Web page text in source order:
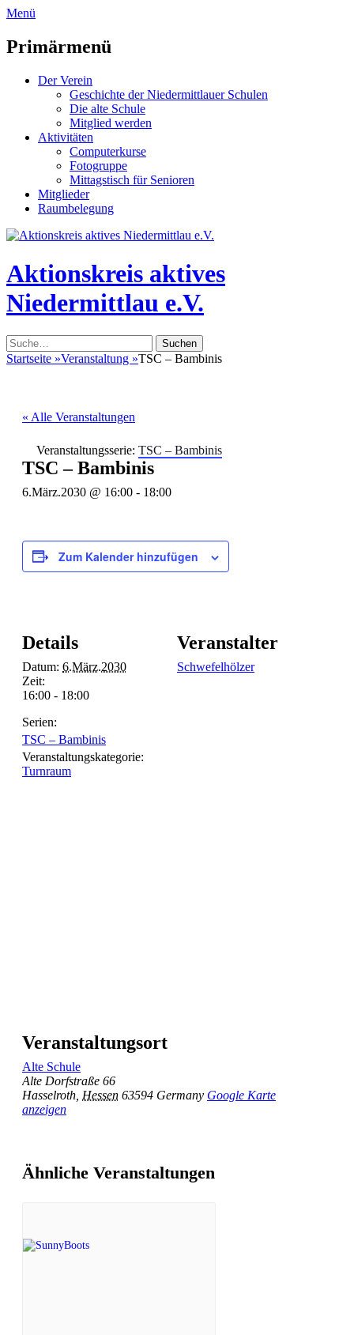
zum
überspringen
Menü
Primärmenü
Der Verein
Geschichte der Niedermittlauer Schulen
Die alte Schule
Mitglied werden
Aktivitäten
Computerkurse
Fotogruppe
Mittagstisch für Senioren
Mitglieder
Raumbelegung
Header
Aktionskreis aktives
Niedermittlau e.V.
Suche
nach:
Startseite »Veranstaltung »TSC – Bambinis
« Alle Veranstaltungen
Veranstaltungsserie: TSC – Bambinis
TSC – Bambinis
6.März.2030 @ 16:00 - 18:00
Zum Kalender hinzufügen
Details
Datum: 6.März.2030
Zeit:
16:00 - 18:00
Serien:
TSC – Bambinis
Veranstaltungskategorie:
Turnraum
Veranstalter
Schwefelhölzer
Veranstaltungsort
Alte Schule
Alte Dorfstraße 66
Hasselroth Hessen 63594 Germany Google Karte
anzeigen
Ähnliche Veranstaltungen